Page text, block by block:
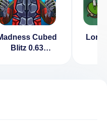
Cubed
Blitz 0.63